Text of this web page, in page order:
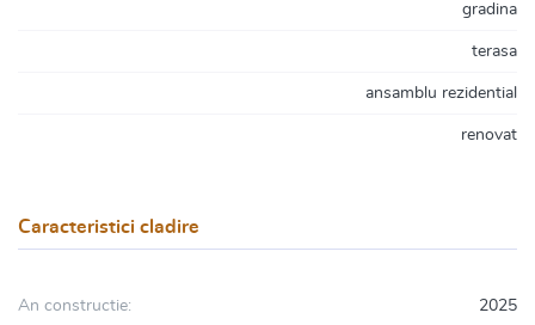
gradina
terasa
ansamblu rezidential
renovat
Caracteristici cladire
An constructie: 2025